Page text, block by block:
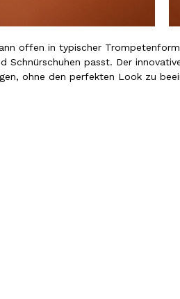
offen in typischer
Schnürschuhen passt. Der
ohne den perfekten Look zu